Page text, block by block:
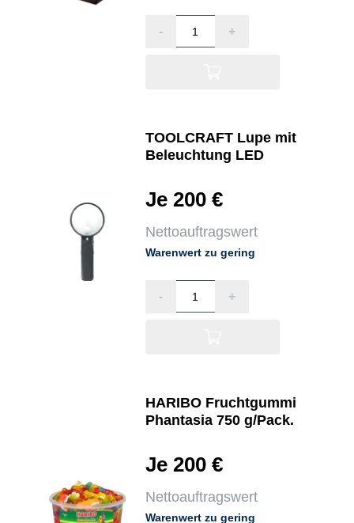
- +
TOOLCRAFT Lupe mit
Beleuchtung LED
Je 200 €
Nettoauftragswert
Warenwert zu gering
- +
HARIBO Fruchtgummi
Phantasia 750 g/Pack.
Je 200 €
Nettoauftragswert
Warenwert zu gering